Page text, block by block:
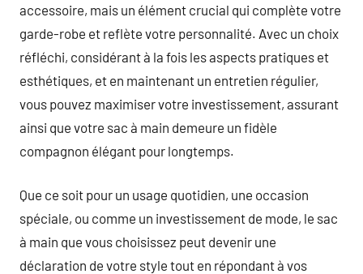
accessoire, mais un élément crucial qui complète votre
garde-robe et reflète votre personnalité. Avec un choix
réfléchi, considérant à la fois les aspects pratiques et
esthétiques, et en maintenant un entretien régulier,
vous pouvez maximiser votre investissement, assurant
ainsi que votre sac à main demeure un fidèle
compagnon élégant pour longtemps.
Que ce soit pour un usage quotidien, une occasion
spéciale, ou comme un investissement de mode, le sac
à main que vous choisissez peut devenir une
déclaration de votre style tout en répondant à vos